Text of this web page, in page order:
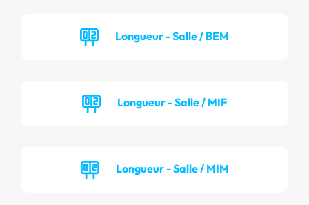
Longueur - Salle / BEM
Longueur - Salle / MIF
Longueur - Salle / MIM